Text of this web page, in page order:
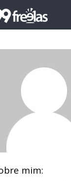
mim: